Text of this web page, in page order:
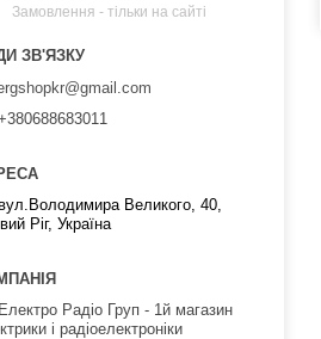
Замовлення - тільки на сайті
Великого, 40,
Ріг, Україна
Електро Радіо Груп - 1й магазин
і радіоелектроніки